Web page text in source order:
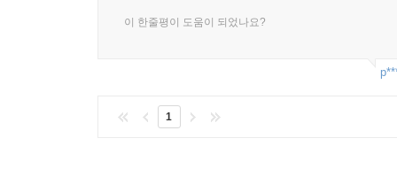
이 한줄평이 도움이 되었나요?
1